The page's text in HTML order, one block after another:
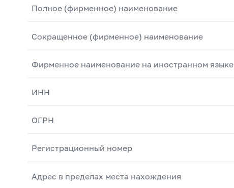
Полное (фирменное) наименование
Сокращенное (фирменное) наименование
Фирменное наименование на иностранном языке
ИНН
ОГРН
Регистрационный номер
Адрес в пределах места нахождения